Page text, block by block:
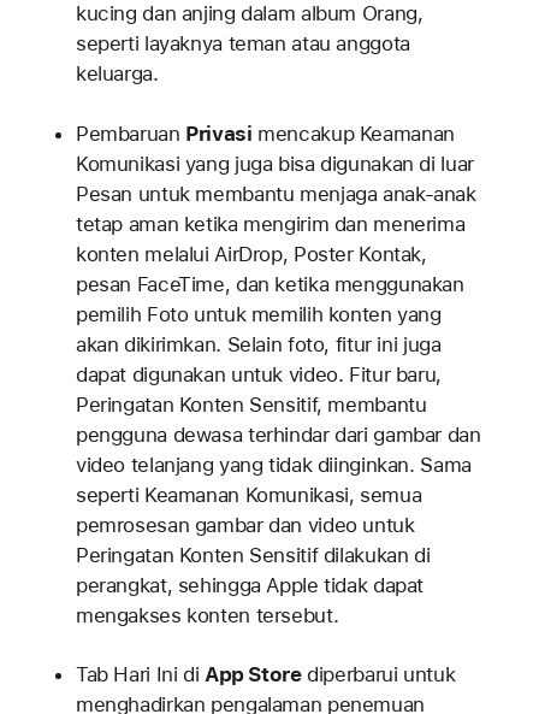
kucing dan anjing dalam album Orang,
seperti layaknya teman atau anggota
keluarga.
Pembaruan Privasi mencakup Keamanan
Komunikasi yang juga bisa digunakan di luar
Pesan untuk membantu menjaga anak-anak
tetap aman ketika mengirim dan menerima
konten melalui AirDrop, Poster Kontak,
pesan FaceTime, dan ketika menggunakan
pemilih Foto untuk memilih konten yang
akan dikirimkan. Selain foto, fitur ini juga
dapat digunakan untuk video. Fitur baru,
Peringatan Konten Sensitif, membantu
pengguna dewasa terhindar dari gambar dan
video telanjang yang tidak diinginkan. Sama
seperti Keamanan Komunikasi, semua
pemrosesan gambar dan video untuk
Peringatan Konten Sensitif dilakukan di
perangkat, sehingga Apple tidak dapat
mengakses konten tersebut.
Tab Hari Ini di App Storediperbarui untuk
menghadirkan pengalaman penemuan